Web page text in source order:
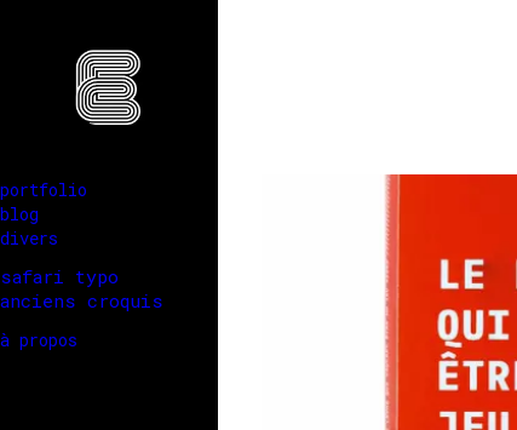
portfolio
blog
divers
safari typo
anciens croquis
à propos